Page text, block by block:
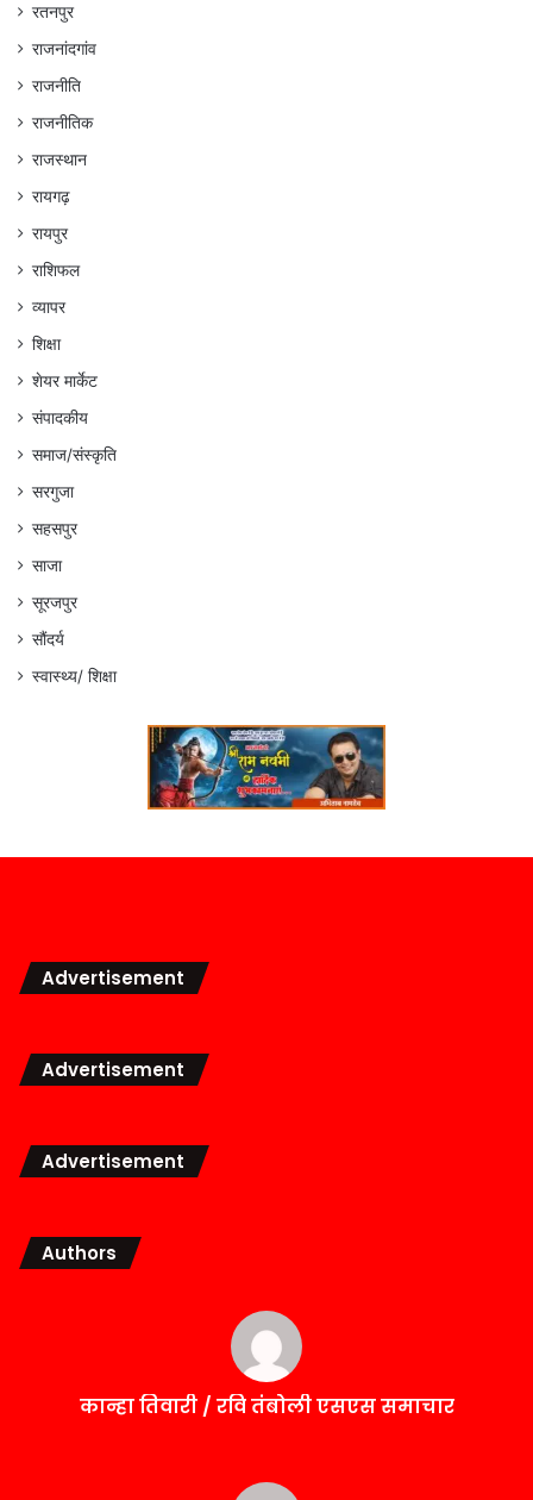
रतनपुर
राजनांदगांव
राजनीति
राजनीतिक
राजस्थान
रायगढ़
रायपुर
राशिफल
व्यापर
शिक्षा
शेयर मार्केट
संपादकीय
समाज/संस्कृति
सरगुजा
सहसपुर
साजा
सूरजपुर
सौंदर्य
स्वास्थ्य/ शिक्षा
Advertisement
Advertisement
Advertisement
Authors
कान्हा तिवारी / रवि तंबोली एसएस समाचार